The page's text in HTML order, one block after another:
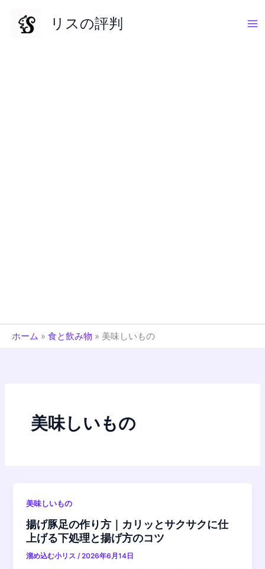
リスの評判
ホーム » 食と飲み物 » 美味しいもの
美味しいもの
美味しいもの
揚げ豚足の作り方｜カリッとサクサクに仕
上げる下処理と揚げ方のコツ
溜め込む小リス /2026年6月14日